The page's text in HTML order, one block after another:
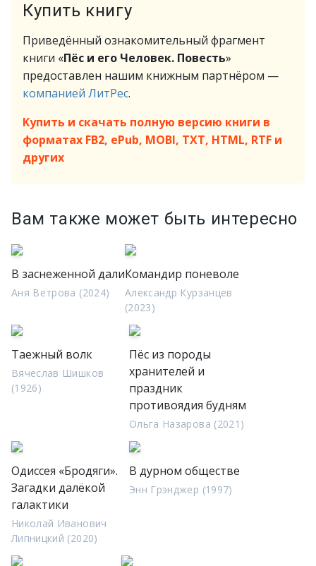
Купить книгу
Приведённый ознакомительный фрагмент
книги «Пёс и его Человек. Повесть»
предоставлен нашим книжным партнёром —
компанией ЛитРес.
Купить и скачать полную версию книги в
форматах FB2, ePub, MOBI, TXT, HTML, RTF и
других
Вам также может быть интересно
В заснеженной дали
Аня Ветрова (2024)
Командир поневоле
Александр Курзанцев
(2023)
Таежный волк
Вячеслав Шишков
(1926)
Пёс из породы
хранителей и
праздник
противоядия будням
Ольга Назарова (2021)
Одиссея «Бродяги».
Загадки далёкой
галактики
Николай Иванович
Липницкий (2020)
В дурном обществе
Энн Грэнджер (1997)